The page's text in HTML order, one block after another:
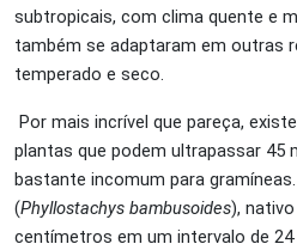
subtropicais, com clima quente e
também se adaptaram em outras
temperado e seco.
Por mais incrível que pareça,
plantas que podem ultrapassar 45
bastante incomum para
(Phyllostachys bambusoides),
centímetros em um intervalo de